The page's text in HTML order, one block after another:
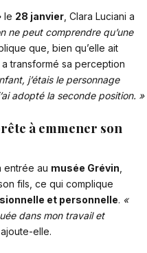
le 28 janvier Clara Luciani a
ne peut comprendre qu’une
que, bien qu’elle ait
a transformé sa perception
j’étais le personnage
adopté la seconde position. »
à emmener son
entrée au musée Grévin
fils, ce qui complique
et personnelle. «
dans mon travail et
elle.